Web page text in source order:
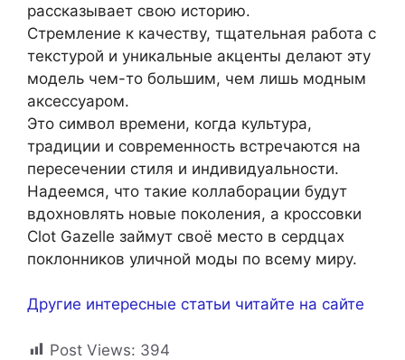
рассказывает свою историю.
Стремление к качеству, тщательная работа с
текстурой и уникальные акценты делают эту
модель чем-то большим, чем лишь модным
аксессуаром.
Это символ времени, когда культура,
традиции и современность встречаются на
пересечении стиля и индивидуальности.
Надеемся, что такие коллаборации будут
вдохновлять новые поколения, а кроссовки
Clot Gazelle займут своё место в сердцах
поклонников уличной моды по всему миру.
Другие интересные статьи читайте на сайте
Post Views: 394